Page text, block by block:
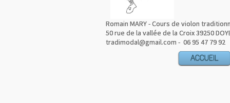
Romain MARY - Cours de violon
50 rue de la vallée de la Croix 39250
tradimodal@gmail.com - 06 95 47 79 92
Romain MARY - Cours de violon
50 rue de la vallée de la Croix 39250
tradimodal@gmail.com - 06 95 47 79 92
ACCUEIL
ACCUEIL
ACCUEIL
ACCUEIL